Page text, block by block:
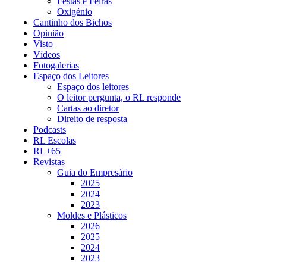
Oxigénio
Cantinho dos Bichos
Opinião
Visto
Vídeos
Fotogalerias
Espaço dos Leitores
Espaço dos leitores
O leitor pergunta, o RL responde
Cartas ao diretor
Direito de resposta
Podcasts
RL Escolas
RL+65
Revistas
Guia do Empresário
2025
2024
2023
Moldes e Plásticos
2026
2025
2024
2023